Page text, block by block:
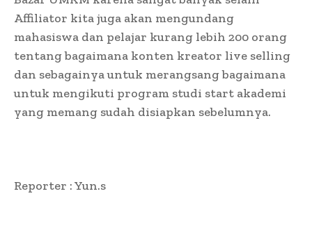
Affiliator kita juga akan mengundang
mahasiswa dan pelajar kurang lebih 200 orang
tentang bagaimana konten kreator live selling
dan sebagainya untuk merangsang bagaimana
untuk mengikuti program studi start akademi
yang memang sudah disiapkan sebelumnya.
Reporter : Yun.s